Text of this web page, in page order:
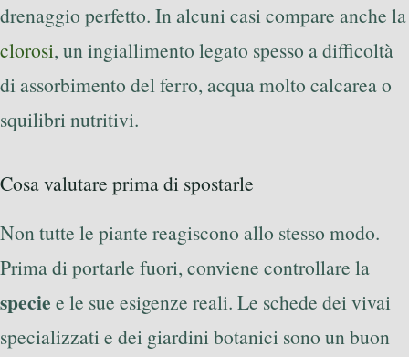
drenaggio perfetto. In alcuni casi compare anche la
clorosi, un ingiallimento legato spesso a difficoltà
di assorbimento del ferro, acqua molto calcarea o
squilibri nutritivi.
Cosa valutare prima di spostarle
Non tutte le piante reagiscono allo stesso modo.
Prima di portarle fuori, conviene controllare la
specie e le sue esigenze reali. Le schede dei vivai
specializzati e dei giardini botanici sono un buon